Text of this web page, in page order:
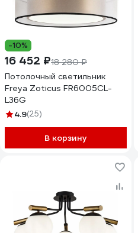
-10%
16 452 ₽18 280 ₽
Потолочный светильник
Freya Zoticus FR6005CL-
L36G
4.9(25)
В корзину